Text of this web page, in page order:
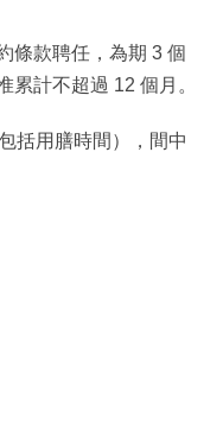
條款聘任，為期 3 個
累計不超過 12 個月。
括用膳時間），間中